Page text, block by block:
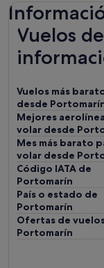
Vuelos
Vuelos más
desde
Mejores
volar desde
Mes más barato
volar desde
Código IATA de
Portomarín
País o estado de
Portomarín
Ofertas de
Portomarín